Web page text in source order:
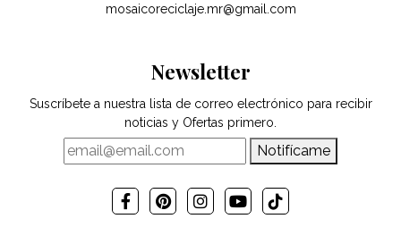
mosaicoreciclaje.mr@gmail.com
Newsletter
Suscríbete a nuestra lista de correo electrónico para recibir
noticias y Ofertas primero.
Notifícame